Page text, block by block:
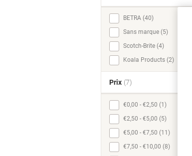
BETRA (40)
Sans marque (5)
Scotch-Brite (4)
Koala Products (2)
Prix (7)
€0,00 - €2,50 (1)
€2,50 - €5,00 (5)
€5,00 - €7,50 (11)
€7,50 - €10,00 (8)